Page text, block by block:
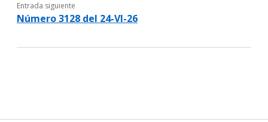
Entrada siguiente
Número 3128 del 24-VI-26